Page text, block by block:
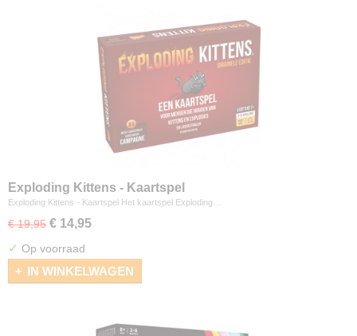
Exploding Kittens - Kaartspel
Exploding Kittens - Kaartspel Het kaartspel Exploding…
€ 19,95 € 14,95
✓ Op voorraad
IN WINKELWAGEN